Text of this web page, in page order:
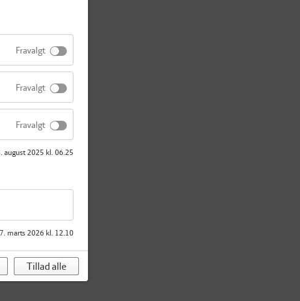
Fravalgt
Fravalgt
Fravalgt
august 2025 kl. 06.25
marts 2026 kl. 12.10
Tillad alle